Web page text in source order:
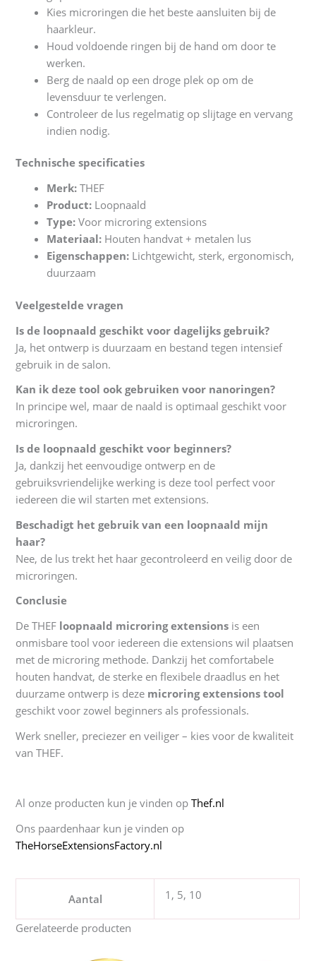
Kies microringen die het beste aansluiten bij de
haarkleur.
Houd voldoende ringen bij de hand om door te
werken.
Berg de naald op een droge plek op om de
levensduur te verlengen.
Controleer de lus regelmatig op slijtage en vervang
indien nodig.
Technische specificaties
Merk: THEF
Product: Loopnaald
Type: Voor microring extensions
Materiaal: Houten handvat + metalen lus
Eigenschappen: Lichtgewicht, sterk, ergonomisch,
duurzaam
Veelgestelde vragen
Is de loopnaald geschikt voor dagelijks gebruik?
Ja, het ontwerp is duurzaam en bestand tegen intensief
gebruik in de salon.
Kan ik deze tool ook gebruiken voor nanoringen?
In principe wel, maar de naald is optimaal geschikt voor
microringen.
Is de loopnaald geschikt voor beginners?
Ja, dankzij het eenvoudige ontwerp en de
gebruiksvriendelijke werking is deze tool perfect voor
iedereen die wil starten met extensions.
Beschadigt het gebruik van een loopnaald mijn
haar?
Nee, de lus trekt het haar gecontroleerd en veilig door de
microringen.
Conclusie
De THEF loopnaald microring extensions is een
onmisbare tool voor iedereen die extensions wil plaatsen
met de microring methode. Dankzij het comfortabele
houten handvat, de sterke en flexibele draadlus en het
duurzame ontwerp is deze microring extensions tool
geschikt voor zowel beginners als professionals.
Werk sneller, preciezer en veiliger – kies voor de kwaliteit
van THEF.
Al onze producten kun je vinden opThef.nl
Ons paardenhaar kun je vinden op
TheHorseExtensionsFactory.nl
Aantal 1, 5, 10
Gerelateerde producten